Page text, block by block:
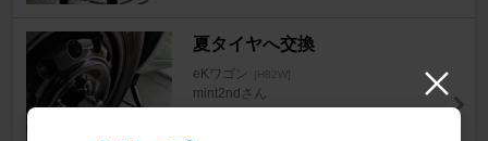
夏タイヤへ交換
eKワゴン [H82W]
mint2ndさん